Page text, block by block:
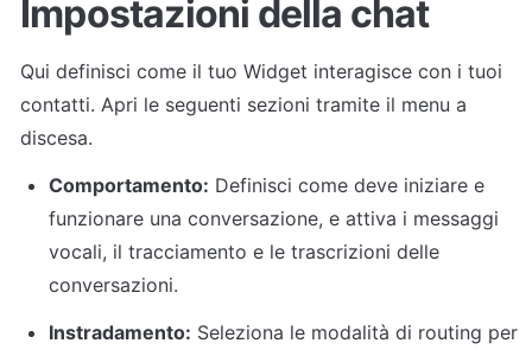
Impostazioni della chat
Qui definisci come il tuo Widget interagisce con i tuoi
contatti. Apri le seguenti sezioni tramite il menu a
discesa.
Comportamento: Definisci come deve iniziare e
funzionare una conversazione, e attiva i messaggi
vocali, il tracciamento e le trascrizioni delle
conversazioni.
Instradamento: Seleziona le modalità di routing per